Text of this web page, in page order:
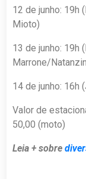
12 de junho: 19h
Mioto)
13 de junho: 19h
Marrone/
14 de junho: 16h
Valor de
50,00 (moto)
Leia + sobre